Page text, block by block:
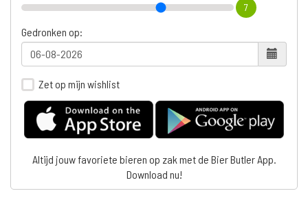
7
Gedronken op:
Zet op mijn wishlist
Altijd jouw favoriete bieren op zak met de Bier Butler App.
Download nu!